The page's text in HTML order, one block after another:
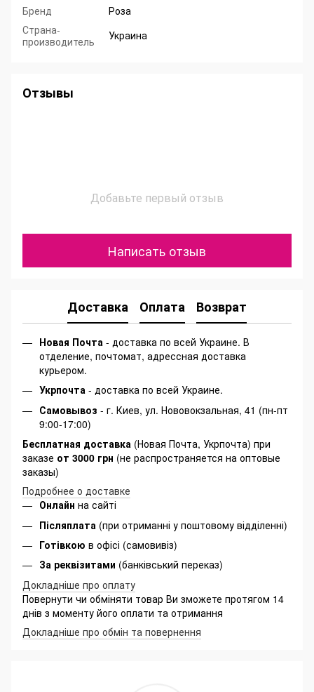
Бренд
Роза
Страна-
производитель
Украина
Отзывы
Добавьте первый отзыв
Написать отзыв
Доставка Оплата Возврат
Новая Почта - доставка по всей Украине. В
отделение, почтомат, адрессная доставка
курьером.
Укрпочта - доставка по всей Украине.
Самовывоз - г. Киев, ул. Нововокзальная, 41 (пн-пт
9:00-17:00)
Бесплатная доставка (Новая Почта, Укрпочта) при
заказе от 3000 грн (не распространяется на оптовые
заказы)
Подробнее о доставке
Онлайн на сайті
Післяплата (при отриманні у поштовому відділенні)
Готівкою в офісі (самовивіз)
За реквізитами (банківський переказ)
Докладніше про оплату
Повернути чи обміняти товар Ви зможете протягом 14
днів з моменту його оплати та отримання
Докладніше про обмін та повернення